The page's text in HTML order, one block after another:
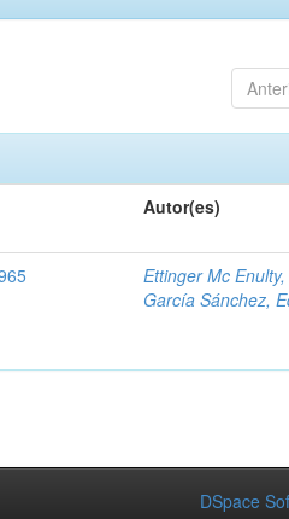
Autor(es)
Ettinger Mc
García Sánchez,
DSpace